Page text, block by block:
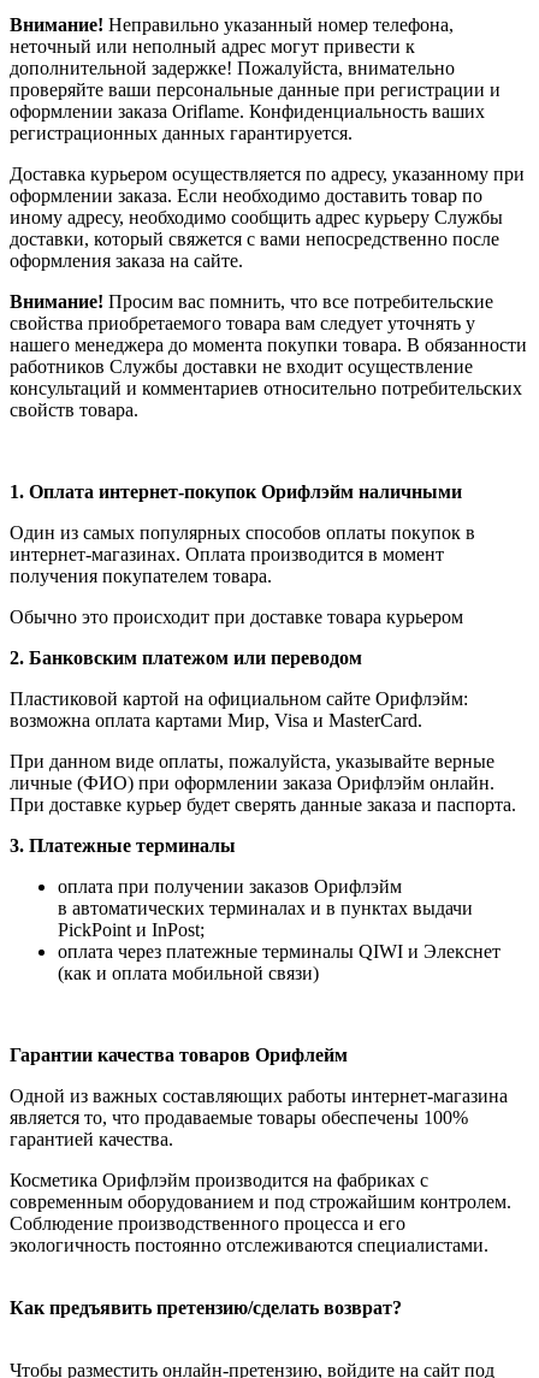
Внимание! Неправильно указанный номер телефона,
неточный или неполный адрес могут привести к
дополнительной задержке! Пожалуйста, внимательно
проверяйте ваши персональные данные при регистрации и
оформлении заказа Oriflame. Конфиденциальность ваших
регистрационных данных гарантируется.
Доставка курьером осуществляется по адресу, указанному при
оформлении заказа. Если необходимо доставить товар по
иному адресу, необходимо сообщить адрес курьеру Службы
доставки, который свяжется с вами непосредственно после
оформления заказа на сайте.
Внимание! Просим вас помнить, что все потребительские
свойства приобретаемого товара вам следует уточнять у
нашего менеджера до момента покупки товара. В обязанности
работников Службы доставки не входит осуществление
консультаций и комментариев относительно потребительских
свойств товара.
1. Оплата интернет-покупок Орифлэйм наличными
Один из самых популярных способов оплаты покупок в
интернет-магазинах. Оплата производится в момент
получения покупателем товара.
Обычно это происходит при доставке товара курьером
2. Банковским платежом или переводом
Пластиковой картой на официальном сайте Орифлэйм:
возможна оплата картами Мир, Visa и MasterCard.
При данном виде оплаты, пожалуйста, указывайте верные
личные (ФИО) при оформлении заказа Орифлэйм онлайн.
При доставке курьер будет сверять данные заказа и паспорта.
3. Платежные терминалы
оплата при получении заказов Орифлэйм
в автоматических терминалах и в пунктах выдачи
PickPoint и InPost;
оплата через платежные терминалы QIWI и Элекснет
(как и оплата мобильной связи)
Гарантии качества товаров Орифлейм
Одной из важных составляющих работы интернет-магазина
является то, что продаваемые товары обеспечены 100%
гарантией качества.
Косметика Орифлэйм производится на фабриках с
современным оборудованием и под строжайшим контролем.
Соблюдение производственного процесса и его
экологичность постоянно отслеживаются специалистами.
Как предъявить претензию/сделать возврат?
Чтобы разместить онлайн-претензию, войдите на сайт под